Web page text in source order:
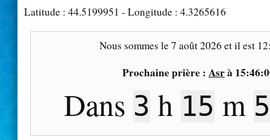
Latitude : 44.5199951 - Longitude : 4.3265616
Nous sommes le7 août 2026 et il est
Prochaine prière : Asrà
Dans 3 h 15 m